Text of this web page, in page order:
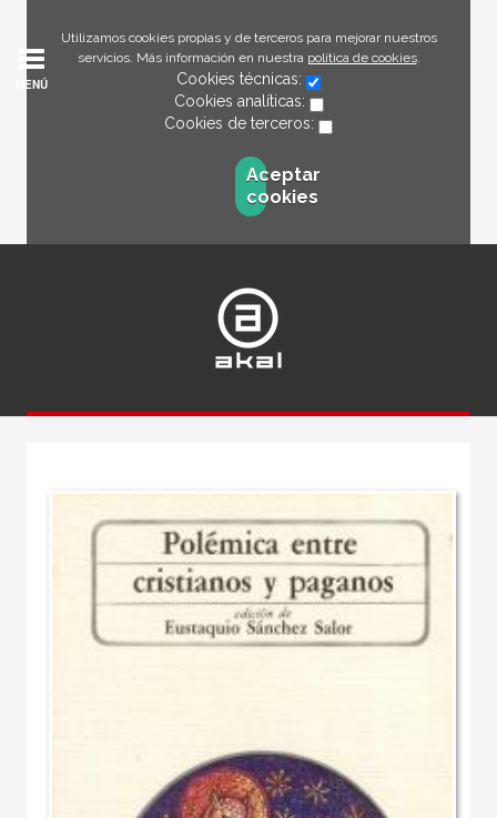
Utilizamos cookies propias y de terceros para mejorar nuestros
servicios. Más información en nuestra política de cookies.
Cookies técnicas:
Cookies analíticas:
Cookies de terceros:
Aceptar
cookies
MENÚ